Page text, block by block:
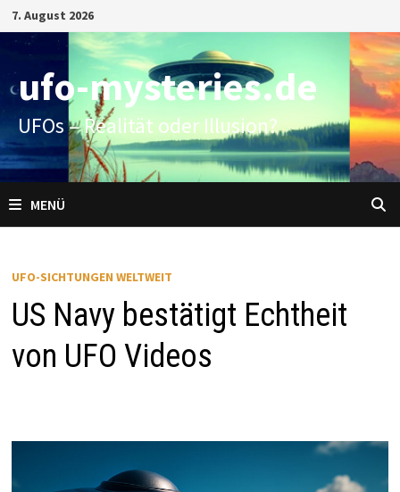
Zum
Inhalt
springen
7. August 2026
ufo-mysteries.de
UFOs – Realität oder Illusion?
MENÜ
UFO-SICHTUNGEN WELTWEIT
US Navy bestätigt Echtheit
von UFO Videos